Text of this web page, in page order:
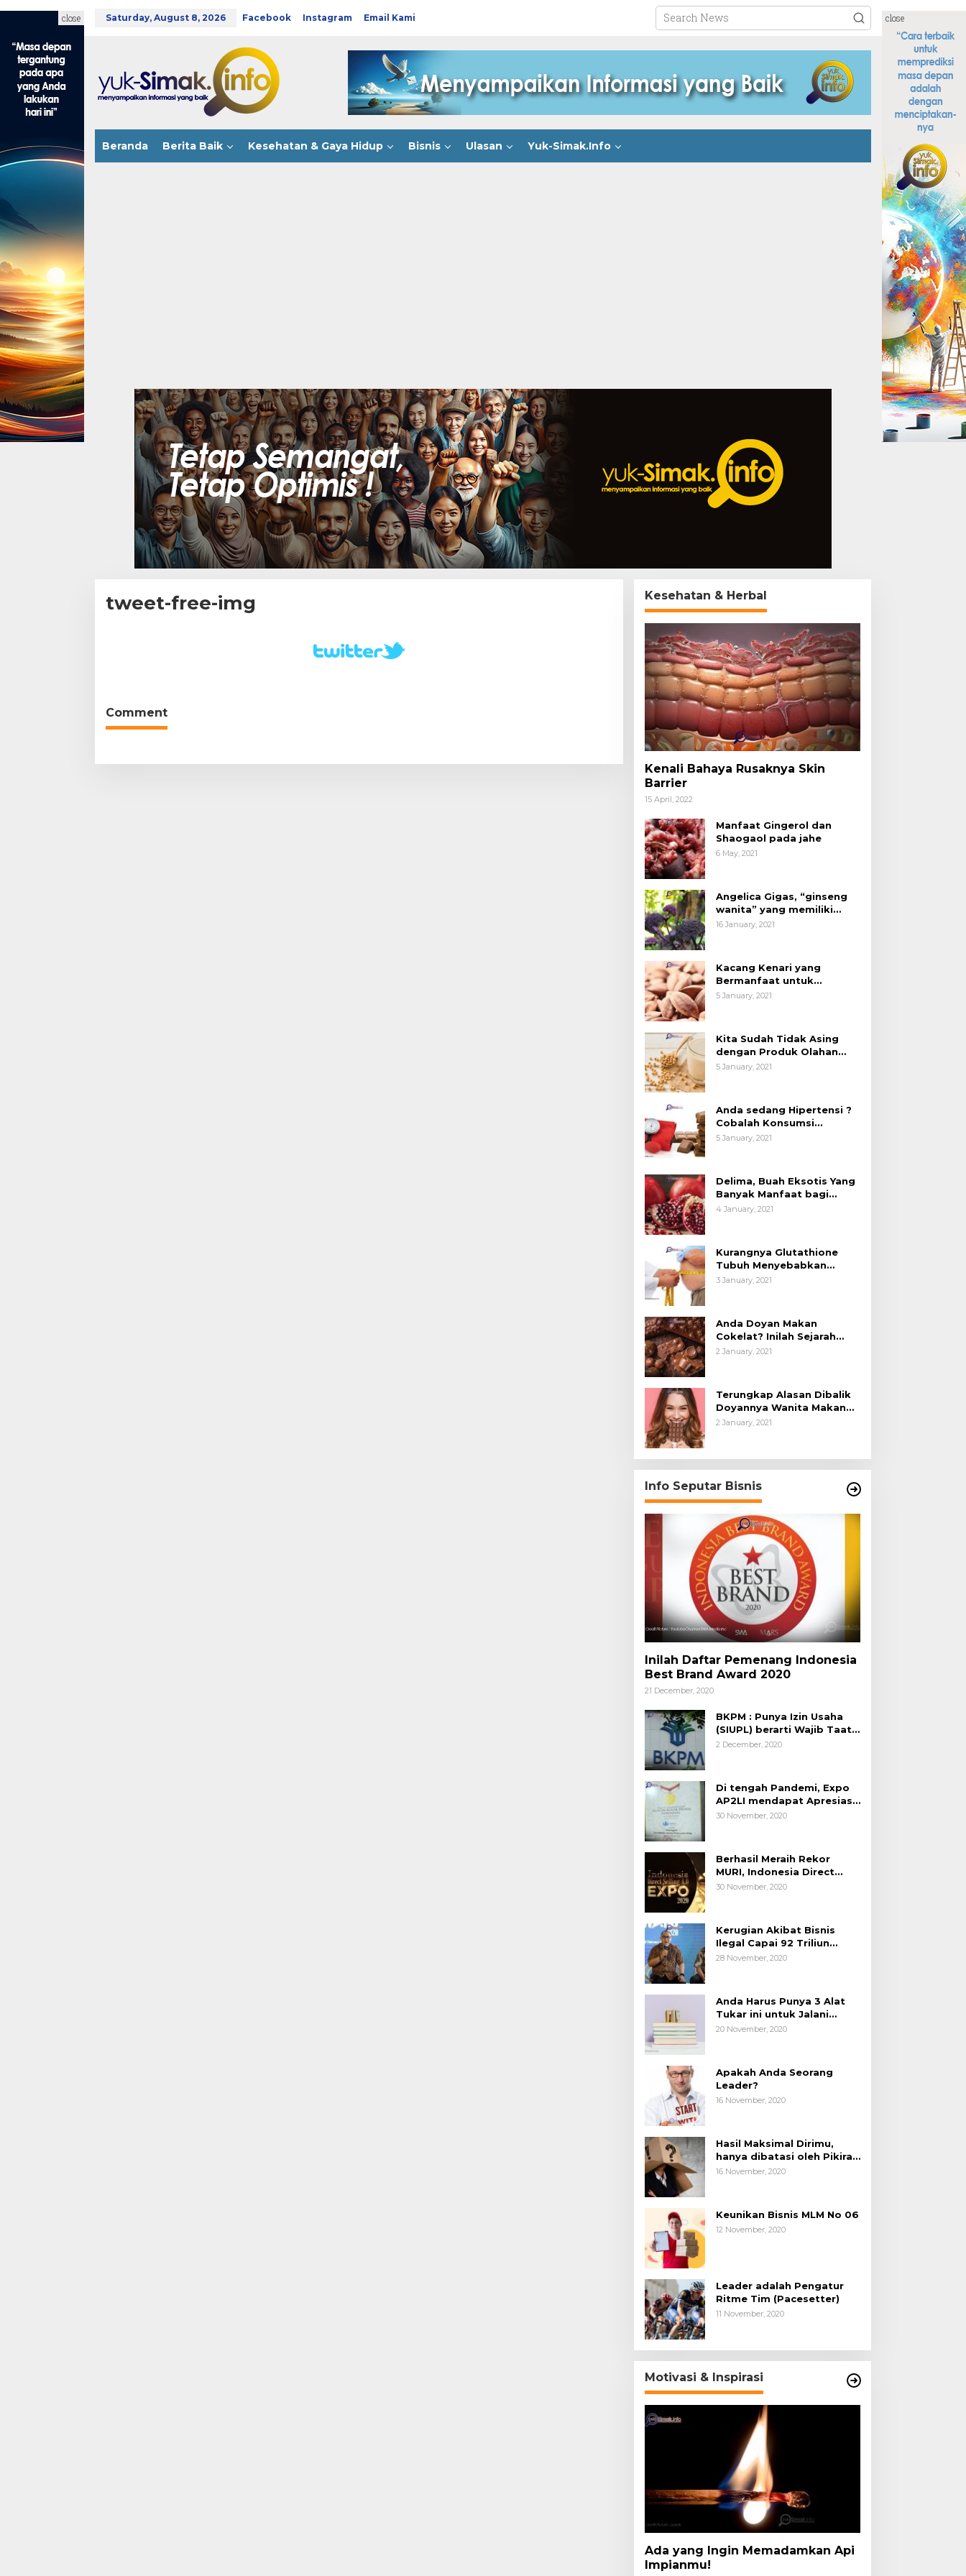
Saturday, August 8, 2026 Facebook Instagram Email Kami
Beranda Berita Baik Kesehatan & Gaya Hidup Bisnis Ulasan Yuk-Simak.Info
close close
tweet-free-img
Comment
Kesehatan & Herbal
Kenali Bahaya Rusaknya Skin
Barrier
15 April, 2022
Manfaat Gingerol dan
Shaogaol pada jahe
6 May, 2021
Angelica Gigas, “ginseng
wanita” yang memiliki
peran mengatasi kanker.
16 January, 2021
Kacang Kenari yang
Bermanfaat untuk
Kesehatan (Bukan Hanya
5 January, 2021
Kita Sudah Tidak Asing
dengan Produk Olahan
Kedelai, Tapi Sudah Tahu
5 January, 2021
Anda sedang Hipertensi ?
Cobalah Konsumsi
Cokelat.
5 January, 2021
Delima, Buah Eksotis Yang
Banyak Manfaat bagi
Tubuh
4 January, 2021
Kurangnya Glutathione
Tubuh Menyebabkan
Obesitas
3 January, 2021
Anda Doyan Makan
Cokelat? Inilah Sejarah
Awalnya Cokelat di Dunia
2 January, 2021
Terungkap Alasan Dibalik
Doyannya Wanita Makan
Cokelat
2 January, 2021
Info Seputar Bisnis
Inilah Daftar Pemenang Indonesia
Best Brand Award 2020
21 December, 2020
BKPM : Punya Izin Usaha
(SIUPL) berarti Wajib Taat
Aturan
2 December, 2020
Di tengah Pandemi, Expo
AP2LI mendapat Apresiasi
Rekor MURI
30 November, 2020
Berhasil Meraih Rekor
MURI, Indonesia Direct
Selling 4.0 Expo 2020
30 November, 2020
Kerugian Akibat Bisnis
Ilegal Capai 92 Triliun
Rupiah, AP2LI menghimbau
28 November, 2020
Anda Harus Punya 3 Alat
Tukar ini untuk Jalani
Hidup.
20 November, 2020
Apakah Anda Seorang
Leader?
16 November, 2020
Hasil Maksimal Dirimu,
hanya dibatasi oleh Pikiran
Negatif.
16 November, 2020
Keunikan Bisnis MLM No 06
12 November, 2020
Leader adalah Pengatur
Ritme Tim (Pacesetter)
11 November, 2020
Motivasi & Inspirasi
Ada yang Ingin Memadamkan Api
Impianmu!